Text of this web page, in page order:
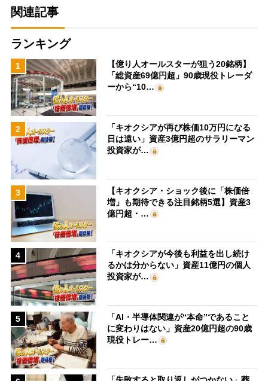
関連記事
ランキング
1
【億り人オールスターが狙う20銘柄】
「総資産69億円超」90歳現役トレーダ
ーから“10…
2
「キオクシアが再び株価10万円になる
日は遠い」資産3億円超のサラリーマン
投資家が…
3
【キオクシア・ショック後に「株価倍
増」も期待できる注目銘柄5選】資産3
億円超・…
4
「キオクシアが今後も利益を出し続け
るかは分からない」資産11億円の個人
投資家が…
5
「AI・半導体関連が“本命”であること
に変わりはない」資産20億円超の90歳
現役トレー…